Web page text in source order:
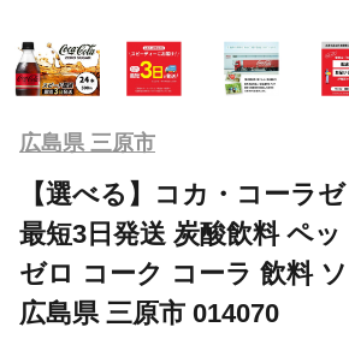
広島県 三原市
【選べる】コカ・コーラ
最短3日発送 炭酸飲料 ペ
ゼロ コーク コーラ 飲料
広島県 三原市 014070